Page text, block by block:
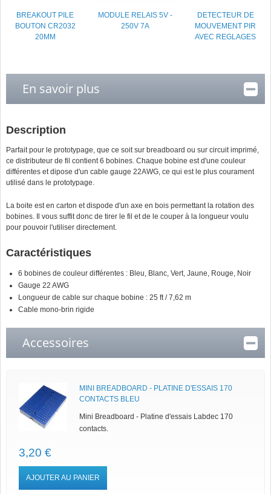
BREAKOUT PILE
BOUTON CR2032
20MM
MODULE RELAIS 5V -
250V 7A
DETECTEUR DE
MOUVEMENT PIR
AVEC REGLAGES
En savoir plus
Description
Parfait pour le prototypage, que ce soit sur breadboard ou sur circuit imprimé,
ce distributeur de fil contient 6 bobines. Chaque bobine est d'une couleur
différentes et dipose d'un cable gauge 22AWG, ce qui est le plus courament
utilisé dans le prototypage.
La boite est en carton et dispode d'un axe en bois permettant la rotation des
bobines. Il vous suffit donc de tirer le fil et de le couper à la longueur voulu
pour pouvoir l'utiliser directement.
Caractéristiques
6 bobines de couleur différentes : Bleu, Blanc, Vert, Jaune, Rouge, Noir
Gauge 22 AWG
Longueur de cable sur chaque bobine : 25 ft / 7,62 m
Cable mono-brin rigide
Accessoires
MINI BREADBOARD - PLATINE D'ESSAIS 170
CONTACTS BLEU
Mini Breadboard - Platine d'essais Labdec 170
contacts.
3,20 €
AJOUTER AU PANIER